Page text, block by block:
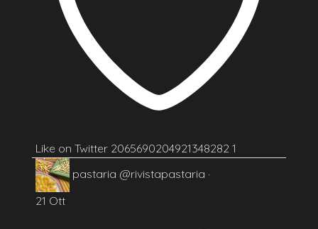
Like on Twitter 2065690204921348282 1
pastaria @rivistapastaria ·
21 Ott